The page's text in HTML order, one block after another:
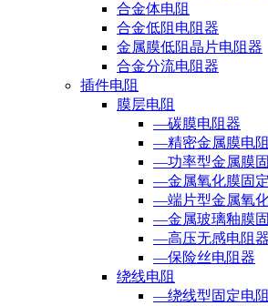
合金体电阻
合金低阻电阻器
金属膜低阻晶片电阻器
合金分流电阻器
插件电阻
膜层电阻
—碳膜电阻器
—精密金属膜电
—功率型金属膜
—金属氧化膜固
—端片型金属氧
—金属玻璃釉膜
—高压无感电阻器
—保险丝电阻器
绕线电阻
—绕线型固定电